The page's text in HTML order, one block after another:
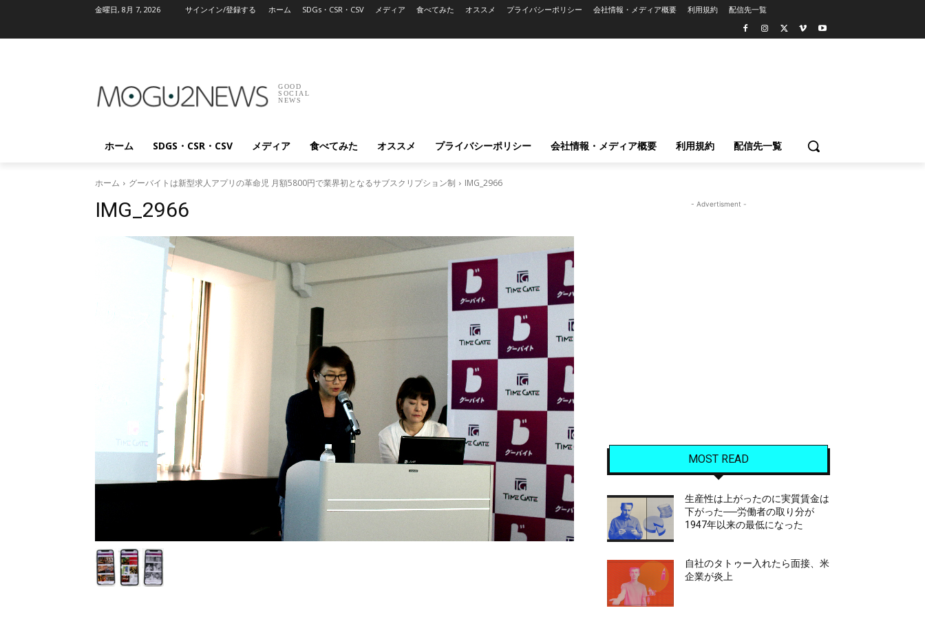
金曜日, 8月 7, 2026 サインイン/登録する ホーム SDGs・CSR・CSV メディア 食べてみた オススメ プライバシーポリシー 会社情報・メディア概要 利用規約 配信先一覧
GOOD
SOCIAL
NEWS
ホーム SDGS・CSR・CSV メディア 食べてみた オススメ プライバシーポリシー 会社情報・メディア概要 利用規約 配信先一覧
ホーム グーバイトは新型求人アプリの革命児 月額5800円で業界初となるサブスクリプション制 IMG_2966
IMG_2966 - Advertisment -
MOST READ
生産性は上がったのに実質賃金は
下がった──労働者の取り分が
1947年以来の最低になった
自社のタトゥー入れたら面接、米
企業が炎上